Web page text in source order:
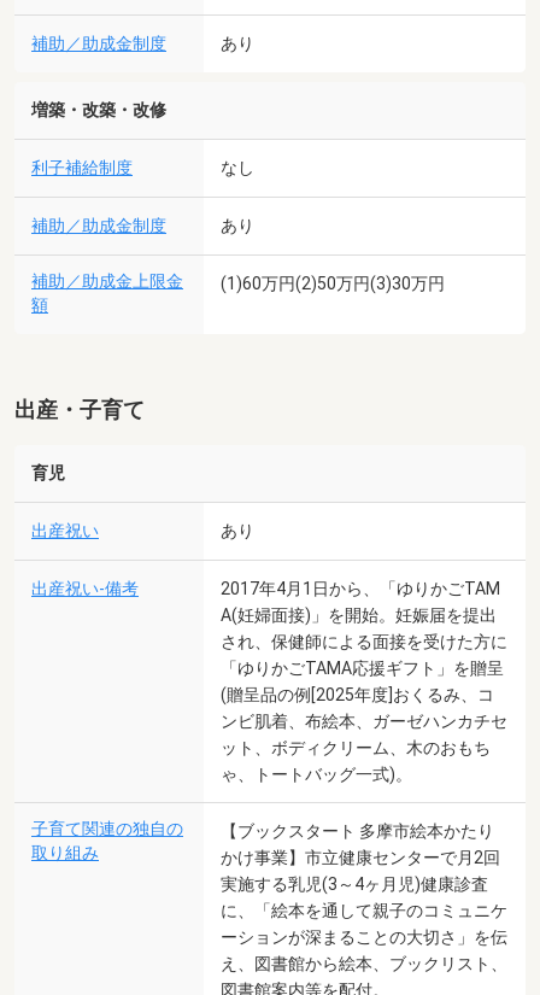
補助／助成金制度 あり
増築・改築・改修
利子補給制度 なし
補助／助成金制度 あり
補助／助成金上限金
額
(1)60万円(2)50万円(3)30万円
出産・子育て
育児
出産祝い あり
出産祝い-備考
2017年4月1日から、「ゆりかごTAM
A(妊婦面接)」を開始。妊娠届を提出
され、保健師による面接を受けた方に
「ゆりかごTAMA応援ギフト」を贈呈
(贈呈品の例[2025年度]おくるみ、コ
ンビ肌着、布絵本、ガーゼハンカチセ
ット、ボディクリーム、木のおもち
ゃ、トートバッグ一式)。
子育て関連の独自の
取り組み
【ブックスタート 多摩市絵本かたり
かけ事業】市立健康センターで月2回
実施する乳児(3～4ヶ月児)健康診査
に、「絵本を通して親子のコミュニケ
ーションが深まることの大切さ」を伝
え、図書館から絵本、ブックリスト、
図書館案内等を配付。